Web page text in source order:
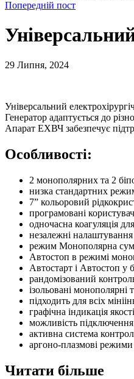
Попередній пост
29 Липня, 2024
Універсальний
Генератор адаптується до
Апарат ЕХВЧ забезпечує
Особливості:
2 монополярних та 2
низка стандартних
7” кольоровий
програмовані
одночасна коагуляція
незалежні
режим Монополярна
Автостоп в режимі
Автостарт і Автостоп у
рандомізований
ізольовані монополярні
підходить для всіх
графічна індикація
можливість
активна система
аргоно-плазмові режими
Читати більше